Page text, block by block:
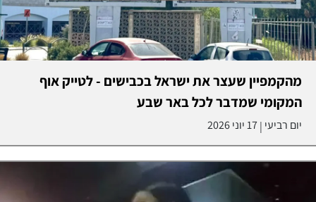
מהקמפיין שעצר את ישראל בכבישים - לטייק אוף
המקומי שמדבר לכל באר שבע
יום רביעי |17 יוני 2026